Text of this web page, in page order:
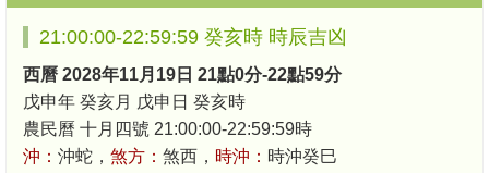
21:00:00-22:59:59 癸亥時 時辰吉凶
西曆 2028年11月19日 21點0分-22點59分
戊申年 癸亥月 戊申日 癸亥時
農民曆 十月四號 21:00:00-22:59:59時
沖： 沖蛇， 煞方： 煞西， 時沖： 時沖癸巳